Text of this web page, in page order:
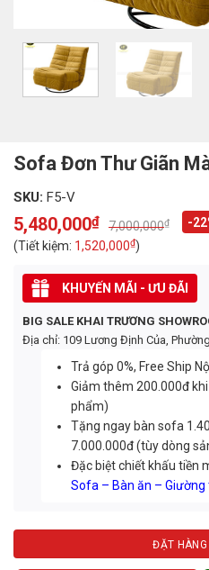
Sofa Đơn Thư Giãn
SKU: F5-V
7,000,000₫
Original
price
was:
7,000,000₫.
5,480,000₫
Current
price
is:
5,480,000₫.
-
(Tiết kiệm: 1,520,000₫)
KHUYẾN MÃI - ƯU ĐÃI
BIG SALE KHAI TRƯƠNG
Địa chỉ: 109 Lương Định Của,
Trả góp 0%, Free Ship
Giảm thêm 200.000đ
phẩm)
Tặng ngay bàn sofa
7.000.000đ (tùy dòng
Đặc biệt chiết khấu tiền
Sofa – Bàn ăn – Giường
ĐẶT HÀNG